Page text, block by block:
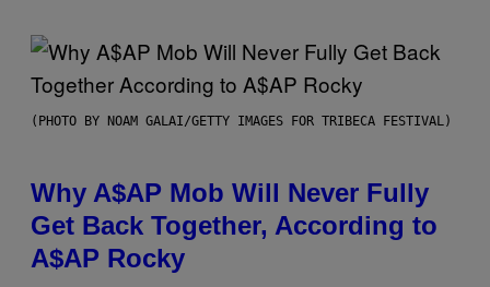
(PHOTO BY NOAM GALAI/GETTY IMAGES FOR TRIBECA FESTIVAL)
Why A$AP Mob Will Never Fully
Get Back Together, According to
A$AP Rocky